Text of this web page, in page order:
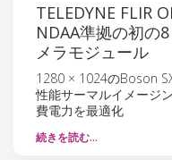
TELEDYNE FLIR
NDAA準拠の初の
メラモジュール
1280 × 1024のBoson
性能サーマルイメージ
費電力を最適化
続きを読む…